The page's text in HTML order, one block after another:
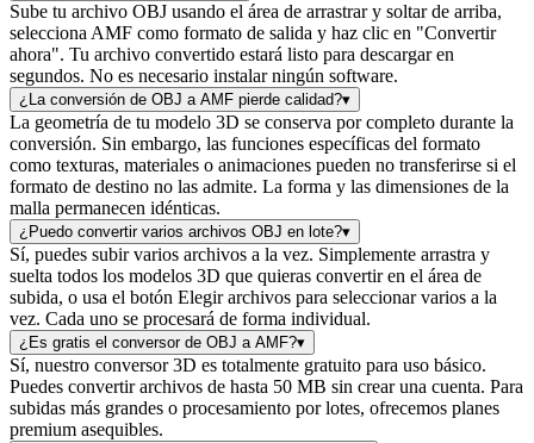
Sube tu archivo OBJ usando el área de arrastrar y soltar de arriba,
selecciona AMF como formato de salida y haz clic en "Convertir
ahora". Tu archivo convertido estará listo para descargar en
segundos. No es necesario instalar ningún software.
¿La conversión de OBJ a AMF pierde calidad?▾
La geometría de tu modelo 3D se conserva por completo durante la
conversión. Sin embargo, las funciones específicas del formato
como texturas, materiales o animaciones pueden no transferirse si el
formato de destino no las admite. La forma y las dimensiones de la
malla permanecen idénticas.
¿Puedo convertir varios archivos OBJ en lote?▾
Sí, puedes subir varios archivos a la vez. Simplemente arrastra y
suelta todos los modelos 3D que quieras convertir en el área de
subida, o usa el botón Elegir archivos para seleccionar varios a la
vez. Cada uno se procesará de forma individual.
¿Es gratis el conversor de OBJ a AMF?▾
Sí, nuestro conversor 3D es totalmente gratuito para uso básico.
Puedes convertir archivos de hasta 50 MB sin crear una cuenta. Para
subidas más grandes o procesamiento por lotes, ofrecemos planes
premium asequibles.